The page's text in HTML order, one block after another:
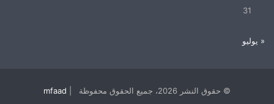
31
« يوليو
© حقوق النشر 2026، جميع الحقوق محفوظة | mfaad